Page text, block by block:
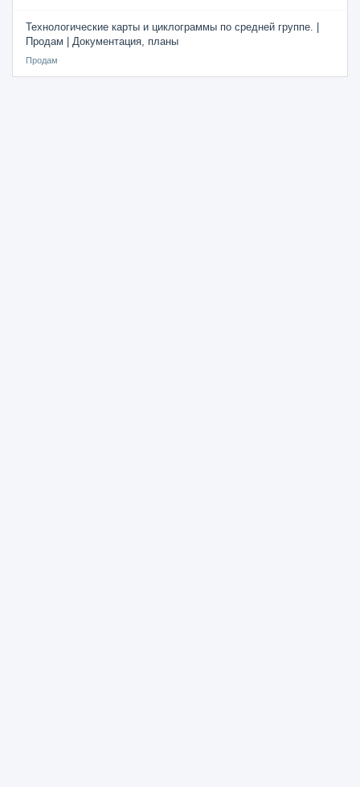
Технологические карты и циклограммы по средней группе. |
Продам | Документация, планы
Продам